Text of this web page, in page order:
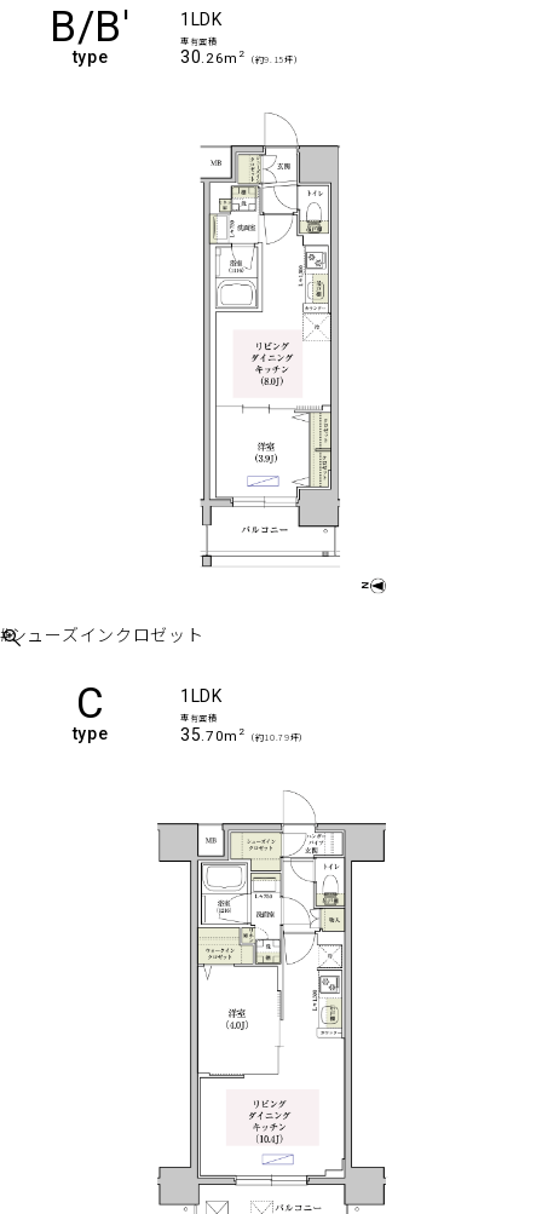
B/B'
type
1LDK
専有面積
30.26m 2 （約9.15坪）
#シューズインクロゼット
C
type
1LDK
専有面積
35.70m 2 （約10.79坪）